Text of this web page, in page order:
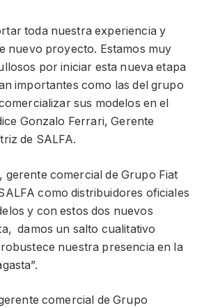
toda nuestra experiencia y
nuevo proyecto. Estamos muy
por iniciar esta nueva etapa
importantes como las del grupo
sus modelos en el
Gonzalo Ferrari, Gerente
de SALFA.
gerente comercial de Grupo Fiat
como distribuidores oficiales
y con estos dos nuevos
damos un salto cualitativo
nuestra presencia en la
comercial de Grupo